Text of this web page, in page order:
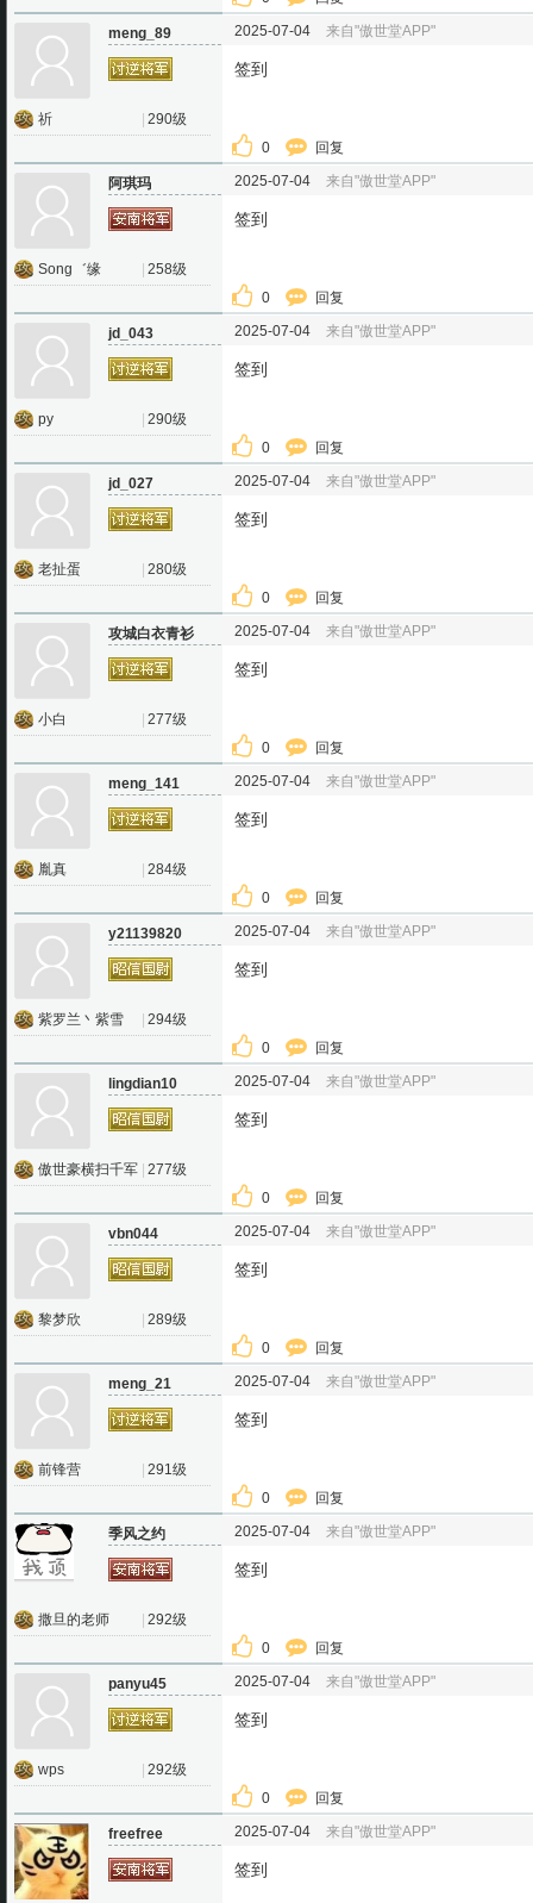
meng_89
祈 290级
2025-07-04 来自"傲世堂APP"
签到
0 回复
阿琪玛
Song゛缘 258级
2025-07-04 来自"傲世堂APP"
签到
0 回复
jd_043
py 290级
2025-07-04 来自"傲世堂APP"
签到
0 回复
jd_027
老扯蛋 280级
2025-07-04 来自"傲世堂APP"
签到
0 回复
攻城白衣青衫
小白 277级
2025-07-04 来自"傲世堂APP"
签到
0 回复
meng_141
胤真 284级
2025-07-04 来自"傲世堂APP"
签到
0 回复
y21139820
紫罗兰丶紫雪 294级
2025-07-04 来自"傲世堂APP"
签到
0 回复
lingdian10
傲世豪横扫千军 277级
2025-07-04 来自"傲世堂APP"
签到
0 回复
vbn044
黎梦欣 289级
2025-07-04 来自"傲世堂APP"
签到
0 回复
meng_21
前锋营 291级
2025-07-04 来自"傲世堂APP"
签到
0 回复
季风之约
撒旦的老师 292级
2025-07-04 来自"傲世堂APP"
签到
0 回复
panyu45
wps 292级
2025-07-04 来自"傲世堂APP"
签到
0 回复
freefree 2025-07-04 来自"傲世堂APP"
签到